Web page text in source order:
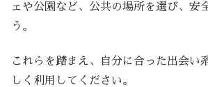
ェや公園など、公共の場所を選び、安
う。
これらを踏まえ、自分に合った出会い
しく利用してください。